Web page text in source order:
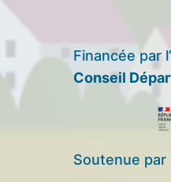
Financée par l’
Conseil
Soutenue